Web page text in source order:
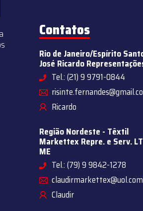
Contatos
Rio de Janeiro/Espírito
José Ricardo
Tel.: (21) 9 9791-0844
Ricardo
Região Nordeste - Têxtil
Markettex Repre. e Serv.
ME
Tel.: (79) 9 9842-1278
Claudir